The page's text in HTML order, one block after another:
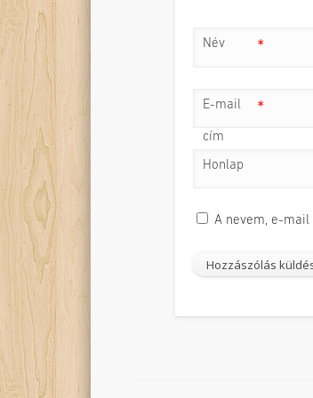
Név *
E-mail
cím
*
Honlap
A nevem, e-mail